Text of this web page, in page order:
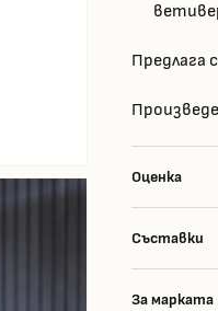
Предлага
Оценка
Съставки
За марката